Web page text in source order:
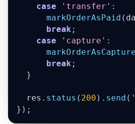
case
'transfer' :
markOrderAsPaid (
break ;
case
'capture' :
break ;
}
  res
. status ( 200 ) . send (
} ) ;